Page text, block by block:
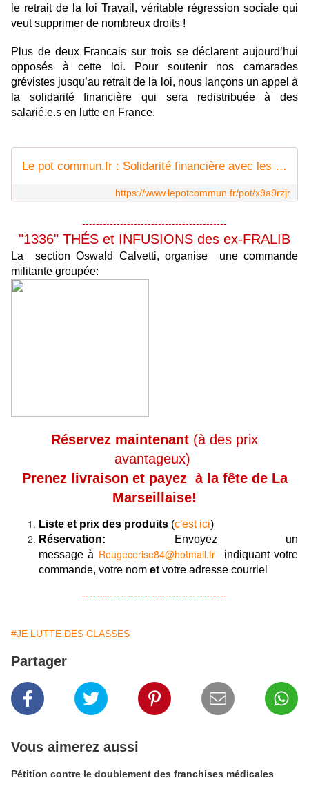
le retrait de la loi Travail, véritable régression sociale qui
veut supprimer de nombreux droits !
Plus de deux Francais sur trois se déclarent aujourd’hui
opposés à cette loi. Pour soutenir nos camarades
grévistes jusqu’au retrait de la loi, nous lançons un appel à
la solidarité financière qui sera redistribuée à des
salarié.e.s en lutte en France.
Le pot commun.fr : Solidarité financière avec les salariés en grève
https://www.lepotcommun.fr/pot/x9a9rzjr
------------------------------------------
"1336" THÉS et INFUSIONS des ex-FRALIB
La section Oswald Calvetti, organise une commande
militante groupée:
Réservez maintenant (à des prix
avantageux)
Prenez livraison et payez à la fête de La
Marseillaise!
Liste et prix des produits (c'est ici)
Réservation: Envoyez un
messageà Rougecerise84@hotmail.frindiquant votre
commande, votre nom et votre adresse courriel
------------------------------------------
#JE LUTTE DES CLASSES
Partager
Vous aimerez aussi
Pétition contre le doublement des franchises médicales